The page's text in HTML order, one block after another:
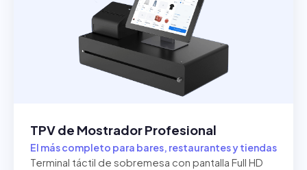
TPV de Mostrador Profesional
El más completo para bares, restaurantes y tiendas
Terminal táctil de sobremesa con pantalla Full HD